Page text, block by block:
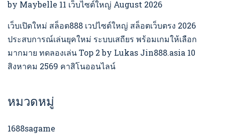
by Maybelle 11 เว็บไซต์ใหญ่ August 2026
เว็บเปิดใหม่ สล็อต888 เวปไซต์ใหญ่ สล็อตเว็บตรง 2026
ประสบการณ์เล่นยุคใหม่ ระบบเสถียร พร้อมเกมให้เลือก
มากมาย ทดลองเล่น Top 2 by Lukas Jin888.asia 10
สิงหาคม 2569 คาสิโนออนไลน์
หมวดหมู่
1688sagame